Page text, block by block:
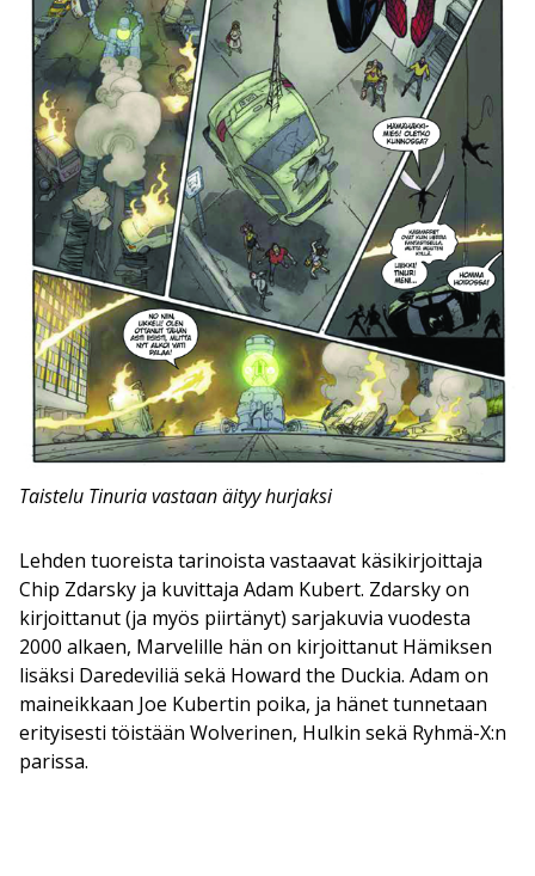
Taistelu Tinuria vastaan äityy hurjaksi
Lehden tuoreista tarinoista vastaavat käsikirjoittaja
Chip Zdarsky ja kuvittaja Adam Kubert. Zdarsky on
kirjoittanut (ja myös piirtänyt) sarjakuvia vuodesta
2000 alkaen, Marvelille hän on kirjoittanut Hämiksen
lisäksi Daredeviliä sekä Howard the Duckia. Adam on
maineikkaan Joe Kubertin poika, ja hänet tunnetaan
erityisesti töistään Wolverinen, Hulkin sekä Ryhmä-X:n
parissa.